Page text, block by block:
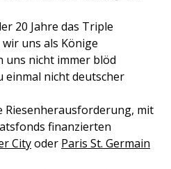
20 Jahre das Triple
uns als Könige
uns nicht immer blöd
einmal nicht deutscher
Riesenherausforderung, mit
finanzierten
Cityoder Paris St. Germain